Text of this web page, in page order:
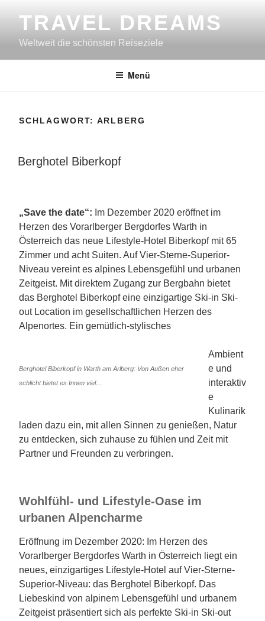
InhaltTRAVEL DREAMS
Weltweit die schönsten Reiseziele
Menü
SCHLAGWORT: ARLBERG
VERÖFFENTLICHT
Berghotel Biberkopf
„Save the date“: Im Dezember 2020 eröffnet im
Herzen des Vorarlberger Bergdorfes Warth in
Österreich das neue Lifestyle-Hotel Biberkopf mit 65
Zimmer und acht Suiten. Auf Vier-Sterne-Superior-
Niveau vereint es alpines Lebensgefühl und urbanen
Zeitgeist. Mit direktem Zugang zur Bergbahn bietet
das Berghotel Biberkopf eine einzigartige Ski-in Ski-
out Location im gesellschaftlichen Herzen des
Alpenortes. Ein gemütlich-stylisches
Berghotel Biberkopf in Warth am Arlberg: Von Außen eher
schlicht bietet es Innen viel…
Ambient
e und
interaktiv
e
Kulinarik
laden dazu ein, mit allen Sinnen zu genießen, Natur
zu entdecken, sich zuhause zu fühlen und Zeit mit
Partner und Freunden zu verbringen.
Wohlfühl- und Lifestyle-Oase im
urbanen Alpencharme
Eröffnung im Dezember 2020: Im Herzen des
Vorarlberger Bergdorfes Warth in Österreich liegt ein
neues, einzigartiges Lifestyle-Hotel auf Vier-Sterne-
Superior-Niveau: das Berghotel Biberkopf. Das
Liebeskind von alpinem Lebensgefühl und urbanem
Zeitgeist präsentiert sich als perfekte Ski-in Ski-out